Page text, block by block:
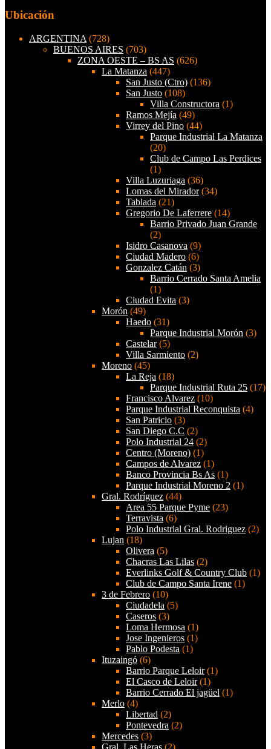
Ubicación
ARGENTINA (728)
BUENOS AIRES (703)
ZONA OESTE – BS AS (626)
La Matanza (447)
San Justo (Ctro) (136)
San Justo (108)
Villa Constructora (1)
Ramos Mejía (49)
Virrey del Pino (44)
Parque Industrial La Matanza
(20)
Club de Campo Las Perdices
(1)
Villa Luzuriaga (36)
Lomas del Mirador(34)
Tablada (21)
Gregorio De Laferrere (14)
Barrio Privado Juan Grande
(2)
Isidro Casanova (9)
Ciudad Madero (6)
Gonzalez Catán (3)
Barrio Cerrado Santa Amelia
(1)
Ciudad Evita (3)
Morón (49)
Haedo (31)
Parque Industrial Morón (3)
Castelar(5)
Villa Sarmiento (2)
Moreno (45)
La Reja (18)
Parque Industrial Ruta 25 (17)
Francisco Alvarez (10)
Parque Industrial Reconquista (4)
San Patricio (3)
San Diego C.C (2)
Polo Industrial 24 (2)
Centro (Moreno) (1)
Campos de Alvarez (1)
Banco Provincia Bs As (1)
Parque Industrial Moreno 2 (1)
Gral. Rodríguez (44)
Area 55 Parque Pyme (23)
Terravista (6)
Polo Industrial Gral. Rodriguez (2)
Lujan (18)
Olivera (5)
Chacras Las Lilas (2)
Everlinks Golf & Country Club (1)
Club de Campo Santa Irene (1)
3 de Febrero (10)
Ciudadela (5)
Caseros (3)
Loma Hermosa (1)
Jose Ingenieros (1)
Pablo Podesta (1)
Ituzaingó (6)
Barrio Parque Leloir(1)
El Casco de Leloir(1)
Barrio Cerrado El jagüel (1)
Merlo (4)
Libertad (2)
Pontevedra (2)
Mercedes (3)
Gral. Las Heras (2)